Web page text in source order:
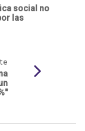
social no
las